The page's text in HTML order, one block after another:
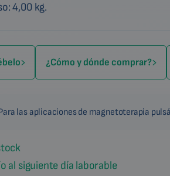
4,00 kg.
¿Cómo y dónde comprar?
las aplicaciones de magnetoterapia
al siguiente día laborable